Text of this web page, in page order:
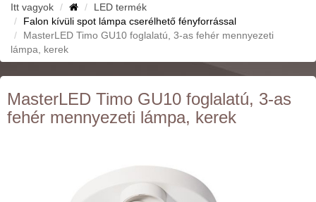
Itt vagyok
LED termék
Falon kívüli spot lámpa cserélhető fényforrással
MasterLED Timo GU10 foglalatú, 3-as fehér mennyezeti
lámpa, kerek
MasterLED Timo GU10 foglalatú, 3-as
fehér mennyezeti lámpa, kerek